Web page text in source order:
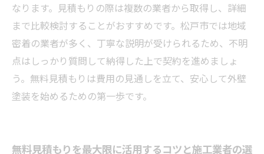
なります。見積もりの際は複数の業者から取得し、詳細
まで比較検討することがおすすめです。松戸市では地域
密着の業者が多く、丁寧な説明が受けられるため、不明
点はしっかり質問して納得した上で契約を進めましょ
う。無料見積もりは費用の見通しを立て、安心して外壁
塗装を始めるための第一歩です。
無料見積もりを最大限に活用するコツと施工業者の選